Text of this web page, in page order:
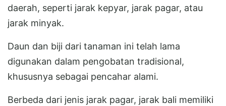
daerah, seperti jarak kepyar, jarak pagar, atau
jarak minyak.
Daun dan biji dari tanaman ini telah lama
digunakan dalam pengobatan tradisional,
khususnya sebagai pencahar alami.
Berbeda dari jenis jarak pagar, jarak bali memiliki